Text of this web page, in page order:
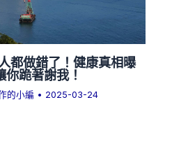
都做錯了！健康真相曝
跪著謝我！
的小編 • 2025-03-24